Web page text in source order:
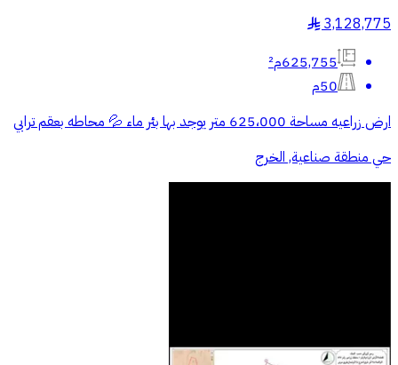
3,128,775
§
625,755م²
50م
ارض زراعيه مساحة 625،000 متر يوجد بها بئر ماء 💦 محاطه بعقم ترابي
حي منطقة صناعية, الخرج